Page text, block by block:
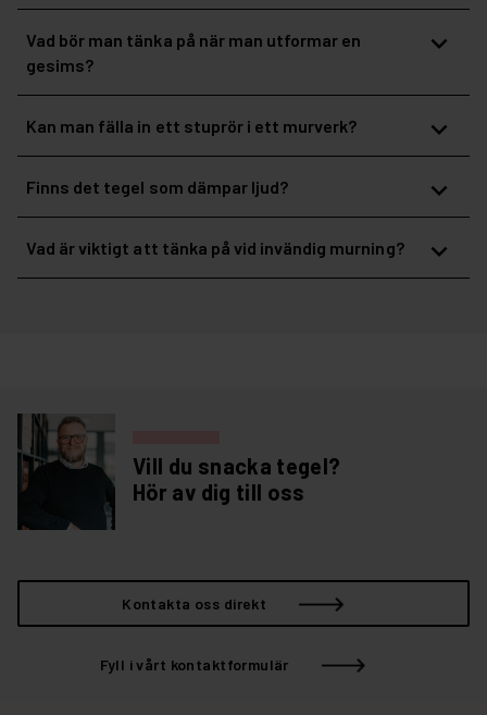
Vad bör man tänka på när man utformar en
gesims?
expand_more
Kan man fälla in ett stuprör i ett murverk? expand_more
Finns det tegel som dämpar ljud? expand_more
Vad är viktigt att tänka på vid invändig murning? expand_more
Vill du snacka tegel?
Hör av dig till oss
Kontakta oss direkt
Fyll i vårt kontaktformulär